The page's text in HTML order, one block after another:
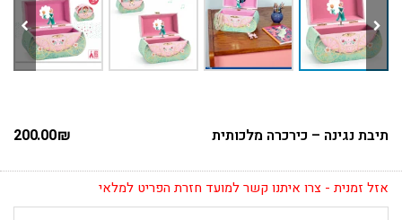
תיבת נגינה – כירכרה מלכותית 200.00₪
אזל זמנית - צרו איתנו קשר למועד חזרת הפריט למלאי